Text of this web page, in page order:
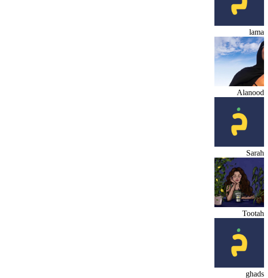
lama
Alanood
Sarah
Tootah
ghads